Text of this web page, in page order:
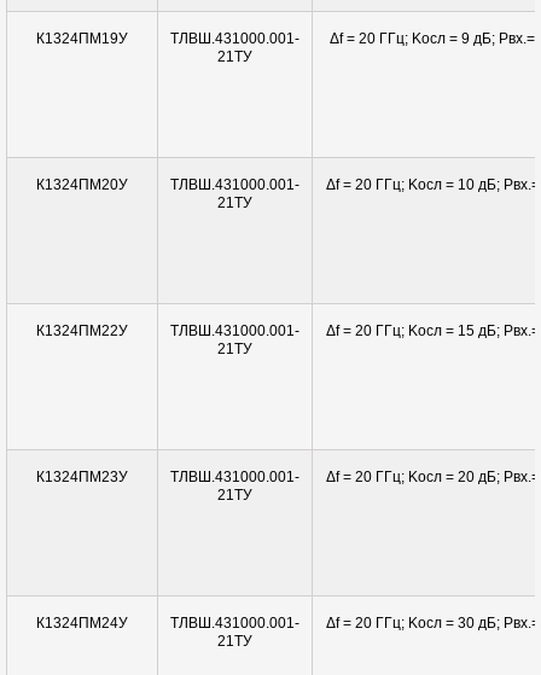
К1324ПМ19У
ТЛВШ.431000.001-
21ТУ
Δf = 20 ГГц; Kосл = 9 дБ; Pвx.=
К1324ПМ20У
ТЛВШ.431000.001-
21ТУ
Δf = 20 ГГц; Kосл = 10 дБ;
К1324ПМ22У
ТЛВШ.431000.001-
21ТУ
Δf = 20 ГГц; Kосл = 15 дБ;
К1324ПМ23У
ТЛВШ.431000.001-
21ТУ
Δf = 20 ГГц; Kосл = 20 дБ;
К1324ПМ24У
ТЛВШ.431000.001-
21ТУ
Δf = 20 ГГц; Kосл = 30 дБ;